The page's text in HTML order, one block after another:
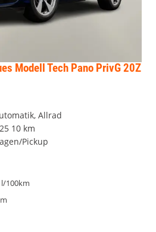
Modell Tech Pano PrivG 20Z
Allrad
10 km
Pickup
l/100km